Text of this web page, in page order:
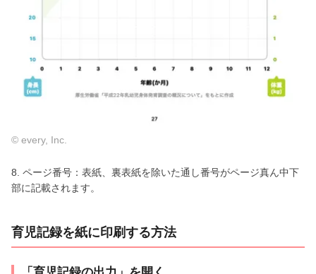
© every, Inc.
8. ページ番号：表紙、裏表紙を除いた通し番号がページ真ん中下
部に記載されます。
育児記録を紙に印刷する方法